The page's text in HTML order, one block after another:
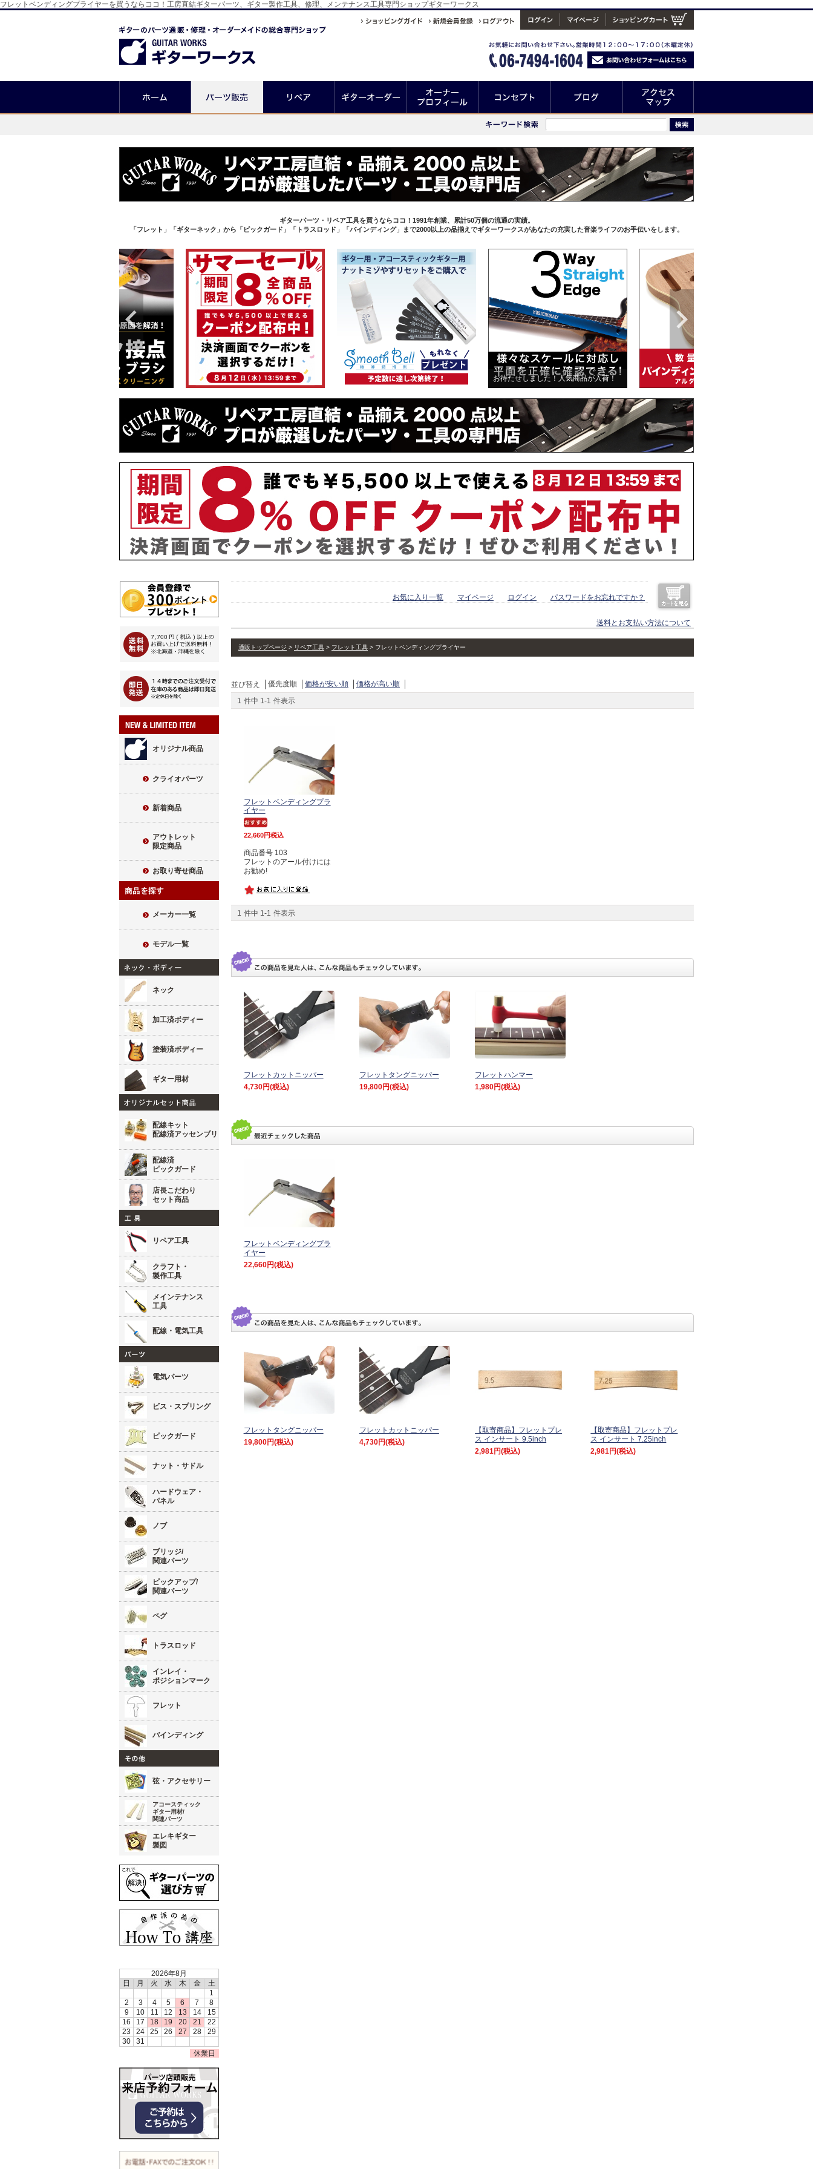
フレットベンディングプライヤーを買うならココ！工房直結ギターパーツ、ギター製作工具、修理、メンテナンス工具専門ショップギターワークス
ギターパーツ・リペア工具を買うならココ！1991年創業、累計50万個の流通の実績。
「フレット」「ギターネック」から「ピックガード」「トラスロッド」「バインディング」まで2000以上の品揃えでギターワークスがあなたの充実した音楽ライフのお手伝いをします。
お待たせしました！人気商品が入荷！
オリジナル商品
クライオパーツ
新着商品
アウトレット
限定商品
お取り寄せ商品
メーカー一覧
モデル一覧
ネック
加工済ボディー
塗装済ボディー
ギター用材
配線キット
配線済アッセンブリ
配線済
ピックガード
店長こだわり
セット商品
リペア工具
クラフト・
製作工具
メインテナンス
工具
配線・電気工具
電気パーツ
ビス・スプリング
ピックガード
ナット・サドル
ハードウェア・
パネル
ノブ
ブリッジ/
関連パーツ
ピックアップ/
関連パーツ
ペグ
トラスロッド
インレイ・
ポジションマーク
フレット
バインディング
弦・アクセサリー
アコースティック
ギター用材/
関連パーツ
エレキギター
製図
2026年8月
日
月 火 水 木 金
土
1
2
3 4 5 6 7
8
9
10 11 12 13 14
15
16
17 18 19 20 21
22
23
24 25 26 27 28
29
30
31
休業日
お気に入り一覧 マイページ ログイン パスワードをお忘れですか？
送料とお支払い方法について
通販トップページ リペア工具 フレット工具 フレットベンディングプライヤー
並び替え 優先度順 価格が安い順
価格が高い順
1 件中 1-1 件表示
フレットベンディングプラ
イヤー
22,660 税込
商品番号 103
フレットのアール付けには
お勧め!
1 件中 1 -1 件表示
フレットカットニッパー
4,730円(税込)
フレットタングニッパー
19,800円(税込)
フレットハンマー
1,980円(税込)
フレットベンディングプラ
イヤー
22,660円(税込)
フレットタングニッパー
19,800円(税込)
フレットカットニッパー
4,730円(税込)
【取寄商品】フレットプレ
ス インサート 9.5inch
2,981円(税込)
【取寄商品】フレットプレ
ス インサート 7.25inch
2,981円(税込)